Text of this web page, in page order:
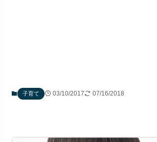
子育て 03/10/2017 07/16/2018